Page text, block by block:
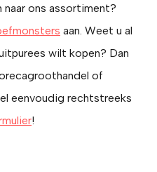
ons assortiment?
aan. Weet u al
wilt kopen? Dan
of
eenvoudig rechtstreeks
!